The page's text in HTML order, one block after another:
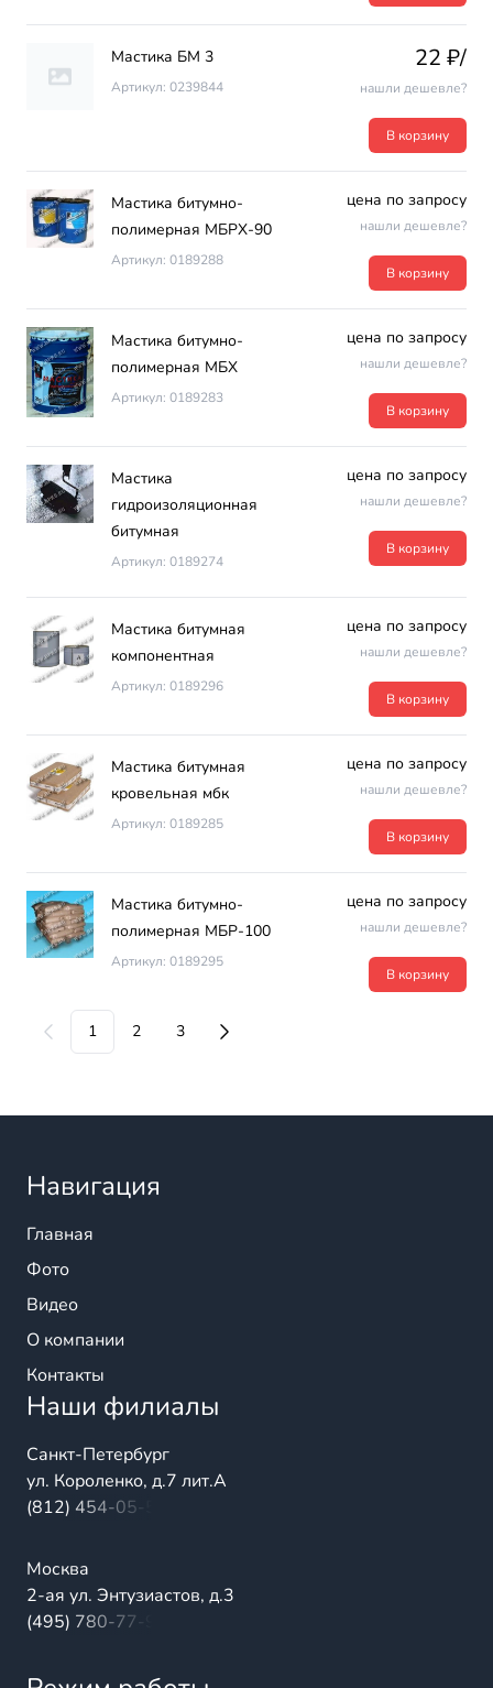
Мастика БМ 3
Артикул: 0239844
22 ₽/
нашли дешевле?
В корзину
Мастика битумно-
полимерная МБРХ-90
Артикул: 0189288
цена по запросу
нашли дешевле?
В корзину
Мастика битумно-
полимерная МБХ
Артикул: 0189283
цена по запросу
нашли дешевле?
В корзину
Мастика
гидроизоляционная
битумная
Артикул: 0189274
цена по запросу
нашли дешевле?
В корзину
Мастика битумная
компонентная
Артикул: 0189296
цена по запросу
нашли дешевле?
В корзину
Мастика битумная
кровельная мбк
Артикул: 0189285
цена по запросу
нашли дешевле?
В корзину
Мастика битумно-
полимерная МБР-100
Артикул: 0189295
цена по запросу
нашли дешевле?
В корзину
1 2 3
Навигация
Главная
Фото
Видео
О компании
Контакты
Наши филиалы
Санкт-Петербург
ул. Короленко, д.7 лит.А
(812) 454-05-54
Москва
2-ая ул. Энтузиастов, д.3
(495) 780-77-98